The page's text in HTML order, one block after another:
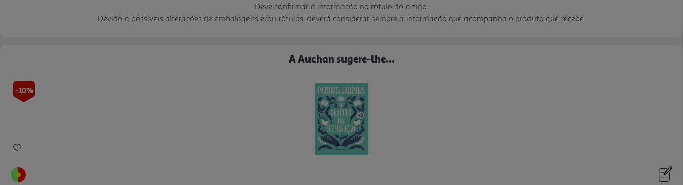
Deve confirmar a informação no rótulo do artigo.
Devido a possíveis alterações de embalagens e/ou rótulos, deverá considerar sempre a informação que acompanha o produto que recebe.
A Auchan sugere-lhe...
-10%